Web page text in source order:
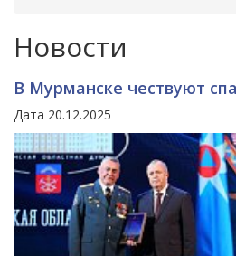
Новости
В Мурманске чествуют
Дата 20.12.2025